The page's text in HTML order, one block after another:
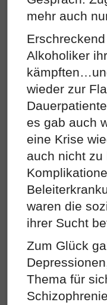
mehr auch
Alkoholiker
wieder zur
es gab auch
eine Krise
auch nicht zu
waren die
ihrer Sucht
Zum Glück
Thema für